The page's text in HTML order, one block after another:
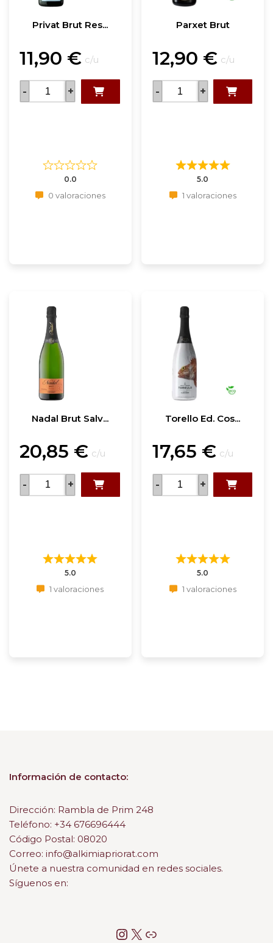
Privat Brut Res...
11,90 € c/u
- +
0.0
0 valoraciones
Parxet Brut
12,90 € c/u
- +
5.0
1 valoraciones
Nadal Brut Salv...
20,85 € c/u
- +
5.0
1 valoraciones
Torello Ed. Cos...
17,65 € c/u
- +
5.0
1 valoraciones
Información de contacto:
Dirección: Rambla de Prim 248
Teléfono: +34 676696444
Código Postal: 08020
Correo: info@alkimiapriorat.com
Únete a nuestra comunidad en redes sociales.
Síguenos en: